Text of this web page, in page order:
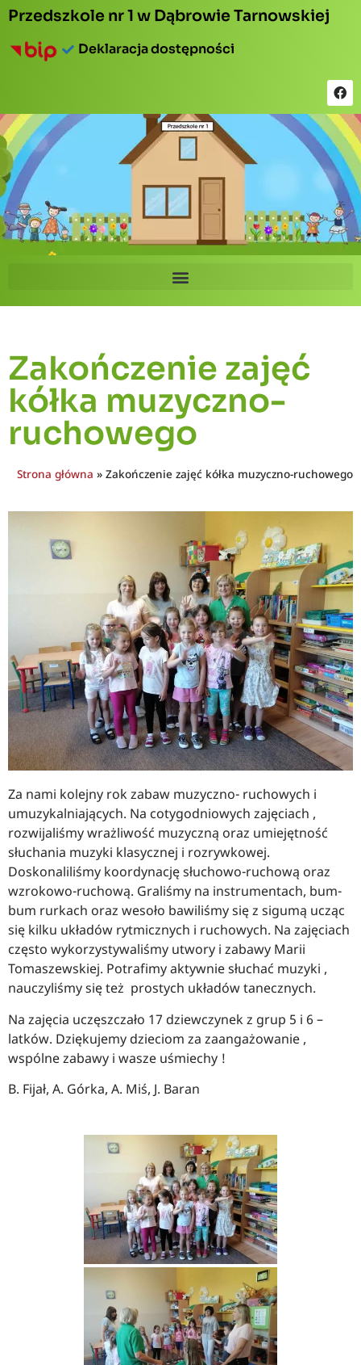
Przedszkole nr 1 w Dąbrowie Tarnowskiej
Deklaracja dostępności
Zakończenie zajęć
kółka muzyczno-
ruchowego
Strona główna » Zakończenie zajęć kółka muzyczno-ruchowego
Za nami kolejny rok zabaw muzyczno- ruchowych i
umuzykalniających. Na cotygodniowych zajęciach ,
rozwijaliśmy wrażliwość muzyczną oraz umiejętność
słuchania muzyki klasycznej i rozrywkowej.
Doskonaliliśmy koordynację słuchowo-ruchową oraz
wzrokowo-ruchową. Graliśmy na instrumentach, bum-
bum rurkach oraz wesoło bawiliśmy się z sigumą ucząc
się kilku układów rytmicznych i ruchowych. Na zajęciach
często wykorzystywaliśmy utwory i zabawy Marii
Tomaszewskiej. Potrafimy aktywnie słuchać muzyki ,
nauczyliśmy się też prostych układów tanecznych.
Na zajęcia uczęszczało 17 dziewczynek z grup 5 i 6 –
latków. Dziękujemy dzieciom za zaangażowanie ,
wspólne zabawy i wasze uśmiechy !
B. Fijał, A. Górka, A. Miś, J. Baran